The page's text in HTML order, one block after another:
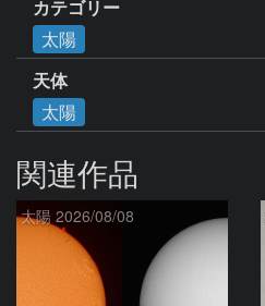
カテゴリー
太陽
天体
太陽
関連作品
太陽 2026/08/08